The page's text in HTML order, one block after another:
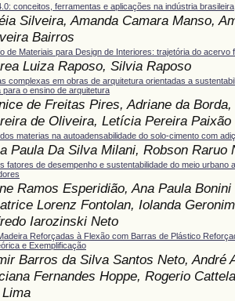
conceitos, ferramentas e aplicações na indústria brasileira
Silveira, Amanda Camara Manso,
Bairros
de Materiais para Design de Interiores: trajetória do acervo
Luiza Raposo, Silvia Raposo
complexas em obras de arquitetura orientadas a
para o ensino de arquitetura
de Freitas Pires, Adriane da Borda,
de Oliveira, Letícia Pereira Paixão
materias na autoadensabilidade do solo-cimento com
Paula Da Silva Milani, Robson Raruo
fatores de desempenho e sustentabilidade do meio urbano
Ramos Esperidião, Ana Paula Bonini
Lorenz Fontolan, Iolanda
Iarozinski Neto
Reforçadas à Flexão com Barras de Plástico
e Exemplificação
Barros da Silva Santos Neto, André
Fernandes Hoppe, Rogerio